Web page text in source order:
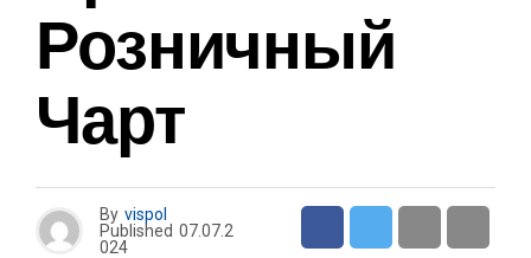
Розничный
Чарт
By vispol
Published 07.07.2
024